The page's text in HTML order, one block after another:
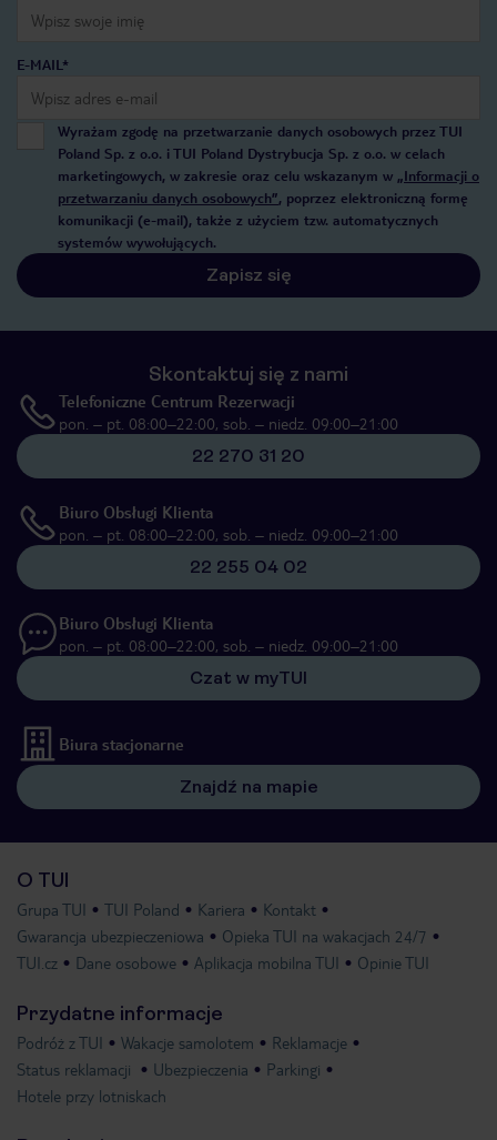
E-MAIL*
Wyrażam zgodę na przetwarzanie danych osobowych przez TUI
Poland Sp. z o.o. i TUI Poland Dystrybucja Sp. z o.o. w celach
marketingowych, w zakresie oraz celu wskazanym w „Informacji o
przetwarzaniu danych osobowych”, poprzez elektroniczną formę
komunikacji (e-mail), także z użyciem tzw. automatycznych
systemów wywołujących.
Zapisz się
Skontaktuj się z nami
Telefoniczne Centrum Rezerwacji
pon. – pt. 08:00–22:00, sob. – niedz. 09:00–21:00
22 270 31 20
Biuro Obsługi Klienta
pon. – pt. 08:00–22:00, sob. – niedz. 09:00–21:00
22 255 04 02
Biuro Obsługi Klienta
pon. – pt. 08:00–22:00, sob. – niedz. 09:00–21:00
Czat w myTUI
Biura stacjonarne
Znajdź na mapie
O TUI
Grupa TUI TUI Poland Kariera
Kontakt
Gwarancja ubezpieczeniowa
Opieka TUI na wakacjach 24/7
TUI.cz
Dane osobowe Aplikacja mobilna TUI Opinie TUI
Przydatne informacje
Podróż z TUI Wakacje samolotem
Reklamacje
Status reklamacji
Ubezpieczenia
Parkingi
Hotele przy lotniskach